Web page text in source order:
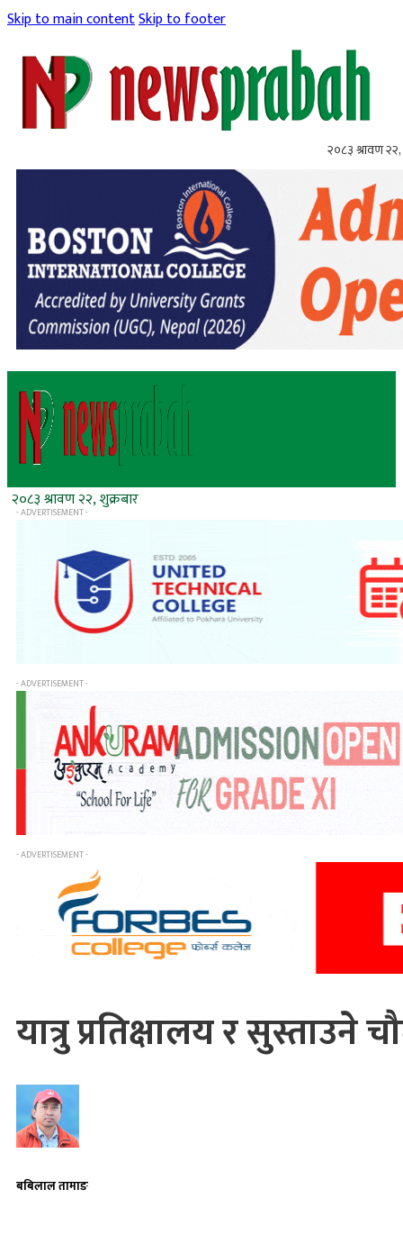
Skip to main contentSkip to footer
२०८३ श्रावण २२,
२०८३ श्रावण २२, शुक्रबार
- ADVERTISEMENT -
- ADVERTISEMENT -
- ADVERTISEMENT -
यात्रु प्रतिक्षालय र सुस्ताउने
बबिलाल तामाङ